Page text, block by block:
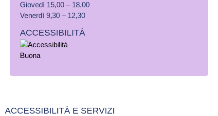
Giovedì 15,00 – 18,00
Venerdì 9,30 – 12,30
ACCESSIBILITÀ
ACCESSIBILITÀ E SERVIZI